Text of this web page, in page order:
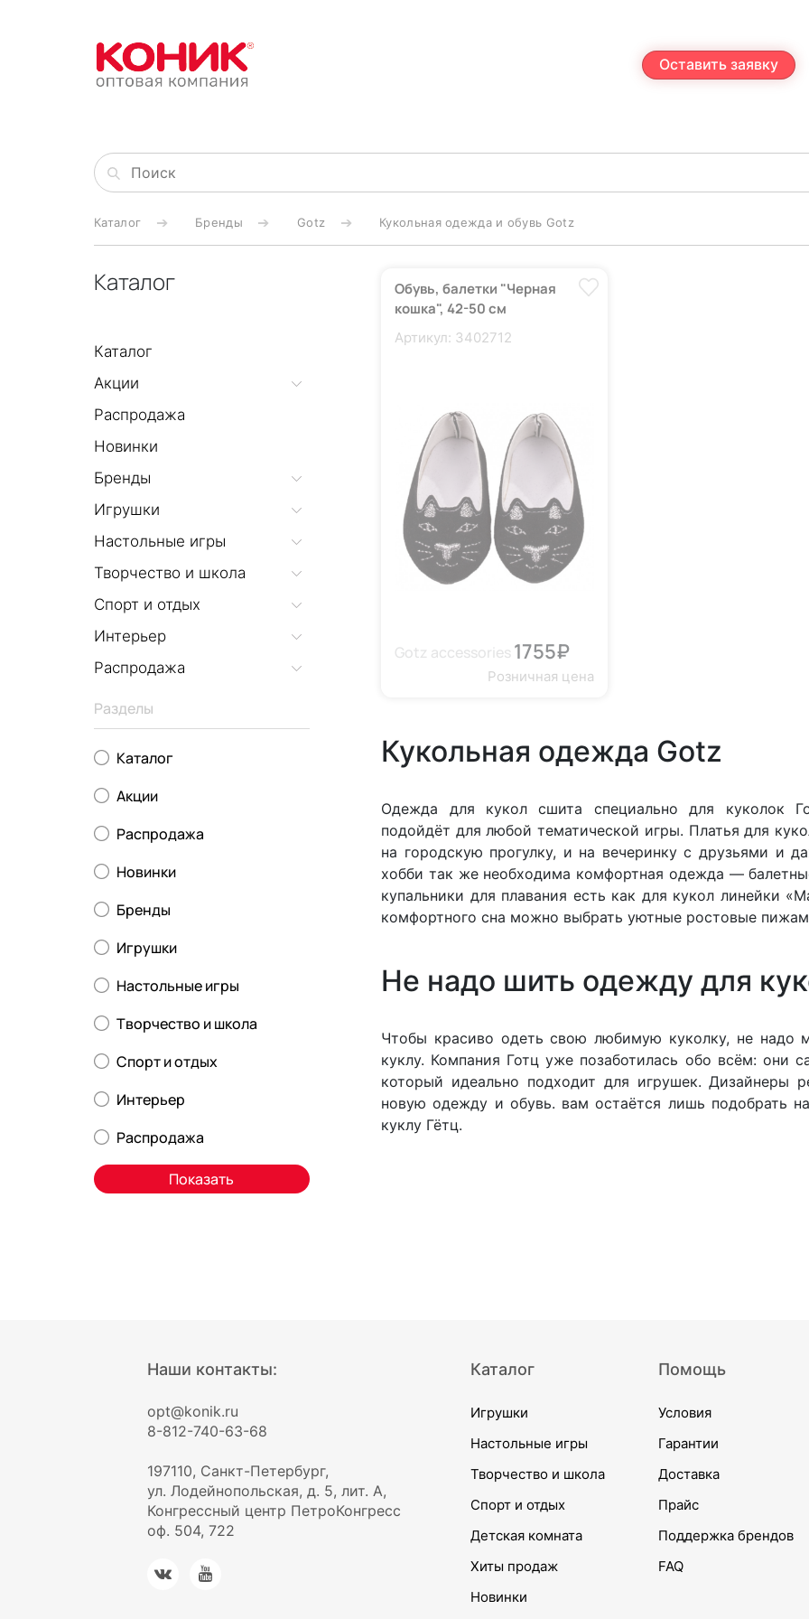
Оставить заявку
Каталог Бренды Gotz Кукольная одежда и обувь Gotz
Каталог
Каталог
Акции
Распродажа
Новинки
Бренды
Игрушки
Настольные игры
Творчество и школа
Спорт и отдых
Интерьер
Распродажа
Разделы
Каталог
Акции
Распродажа
Новинки
Бренды
Игрушки
Настольные игры
Творчество и школа
Спорт и отдых
Интерьер
Распродажа
Обувь, балетки "Черная
кошка", 42-50 см
Артикул: 3402712
Gotz accessories 1755₽
Розничная цена
Кукольная одежда Gotz
Одежда для кукол сшита специально для куколок
подойдёт для любой тематической игры. Платья для
на городскую прогулку, и на вечеринку с друзьями и
хобби так же необходима комфортная одежда —
купальники для плавания есть как для кукол линейки
комфортного сна можно выбрать уютные ростовые
Не надо шить одежду для
Чтобы красиво одеть свою любимую куколку, не надо
куклу. Компания Готц уже позаботилась обо всём: они
который идеально подходит для игрушек. Дизайнеры
новую одежду и обувь. вам остаётся лишь подобрать
куклу Гётц.
Наши контакты:
opt@konik.ru
8-812-740-63-68
197110, Санкт-Петербург,
ул. Лодейнопольская, д. 5, лит. А,
Конгрессный центр ПетроКонгресс
оф. 504, 722
Каталог
Игрушки
Настольные игры
Творчество и школа
Спорт и отдых
Детская комната
Хиты продаж
Новинки
Помощь
Условия
Гарантии
Доставка
Прайс
Поддержка брендов
FAQ